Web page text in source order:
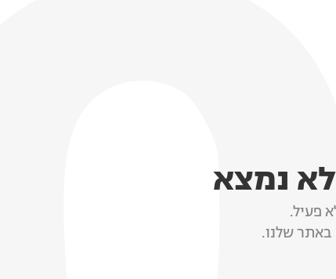
נמצא
פעיל.
באתר שלנו.